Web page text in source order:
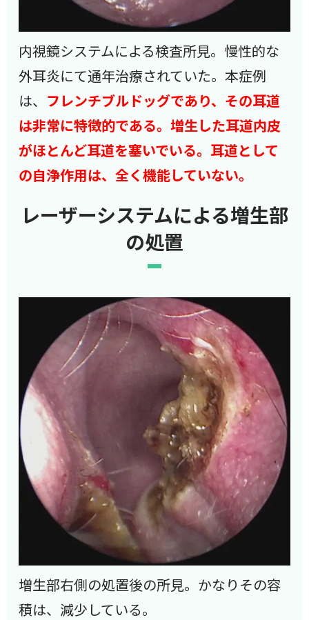
内視鏡システムによる検査所見。慢性的な
外耳炎にて通年治療されていた。本症例
は、 フレンチブルドッグであり、その耳道
は非常に特徴的である。増生した耳道内皮
がほとんど耳道を塞いでいる。耳道として
の自浄作用は、全く機能していない。
レーザーシステムによる増生部
の処置
増生部右側の処置後の所見。かなりその容
積は、減少している。